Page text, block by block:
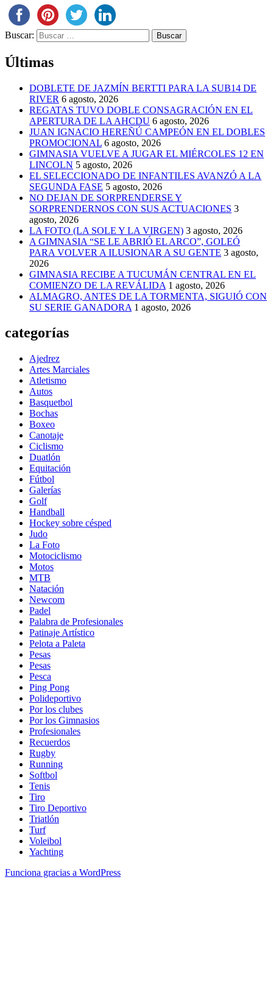
Buscar:
Últimas
DOBLETE DE JAZMÍN BERTTI PARA LA SUB14 DE
RIVER 6 agosto, 2026
REGATAS TUVO DOBLE CONSAGRACIÓN EN EL
APERTURA DE LA AHCDU 6 agosto, 2026
JUAN IGNACIO HEREÑÚ CAMPEÓN EN EL DOBLES
PROMOCIONAL 6 agosto, 2026
GIMNASIA VUELVE A JUGAR EL MIÉRCOLES 12 EN
LINCOLN 5 agosto, 2026
EL SELECCIONADO DE INFANTILES AVANZÓ A LA
SEGUNDA FASE 5 agosto, 2026
NO DEJAN DE SORPRENDERSE Y
SORPRENDERNOS CON SUS ACTUACIONES 3
agosto, 2026
LA FOTO (LA SOLE Y LA VIRGEN) 3 agosto, 2026
A GIMNASIA “SE LE ABRIÓ EL ARCO”, GOLEÓ
PARA VOLVER A ILUSIONAR A SU GENTE 3 agosto,
2026
GIMNASIA RECIBE A TUCUMÁN CENTRAL EN EL
COMIENZO DE LA REVÁLIDA 1 agosto, 2026
ALMAGRO, ANTES DE LA TORMENTA, SIGUIÓ CON
SU SERIE GANADORA 1 agosto, 2026
categorías
Ajedrez
Artes Marciales
Atletismo
Autos
Basquetbol
Bochas
Boxeo
Canotaje
Ciclismo
Duatlón
Equitación
Fútbol
Galerías
Golf
Handball
Hockey sobre césped
Judo
La Foto
Motociclismo
Motos
MTB
Natación
Newcom
Padel
Palabra de Profesionales
Patinaje Artístico
Pelota a Paleta
Pesas
Pesas
Pesca
Ping Pong
Polideportivo
Por los clubes
Por los Gimnasios
Profesionales
Recuerdos
Rugby
Running
Softbol
Tenis
Tiro
Tiro Deportivo
Triatlón
Turf
Voleibol
Yachting
Funciona gracias a WordPress